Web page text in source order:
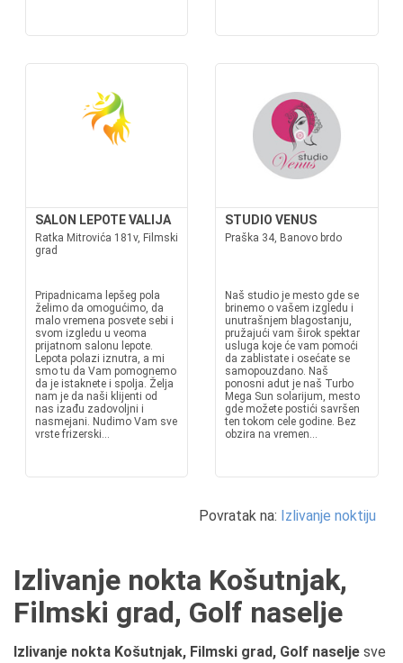
SALON LEPOTE VALIJA
Ratka Mitrovića 181v, Filmski
grad
Pripadnicama lepšeg pola
želimo da omogućimo, da
malo vremena posvete sebi i
svom izgledu u veoma
prijatnom salonu lepote.
Lepota polazi iznutra, a mi
smo tu da Vam pomognemo
da je istaknete i spolja. Želja
nam je da naši klijenti od
nas izađu zadovoljni i
nasmejani. Nudimo Vam sve
vrste frizerski...
STUDIO VENUS
Praška 34, Banovo brdo
Naš studio je mesto gde se
brinemo o vašem izgledu i
unutrašnjem blagostanju,
pružajući vam širok spektar
usluga koje će vam pomoći
da zablistate i osećate se
samopouzdano. Naš
ponosni adut je naš Turbo
Mega Sun solarijum, mesto
gde možete postići savršen
ten tokom cele godine. Bez
obzira na vremen...
Povratak na: Izlivanje noktiju
Izlivanje nokta Košutnjak,
Filmski grad, Golf naselje
Izlivanje nokta Košutnjak, Filmski grad, Golf naselje sve